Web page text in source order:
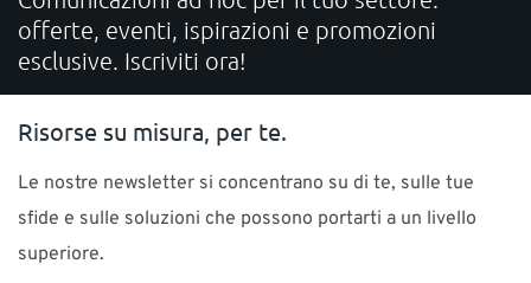
SUPPORTO
offerte, eventi, ispirazioni e promozioni
esclusive. Iscriviti ora!
Risorse su misura, per te.
Le nostre newsletter si concentrano su di te, sulle tue
sfide e sulle soluzioni che possono portarti a un livello
superiore.